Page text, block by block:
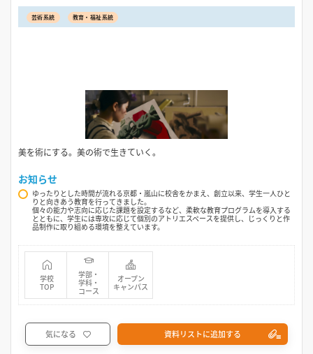
芸術系統 教育・福祉系統
美を術にする。美の術で生きていく。
お知らせ
ゆったりとした時間が流れる京都・嵐山に校舎をかまえ、創立以来、学生一人ひと
りと向きあう教育を行ってきました。
個々の能力や志向に応じた課題を設定するなど、柔軟な教育プログラムを導入する
とともに、学生には専攻に応じて個別のアトリエスペースを提供し、じっくりと作
品制作に取り組める環境を整えています。
学校
TOP
学部・
学科・
コース
オープン
キャンパス
気になる 資料リストに追加する